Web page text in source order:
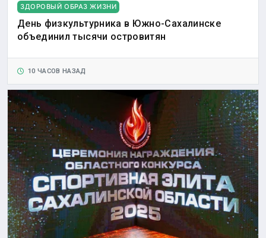
ЗДОРОВЫЙ ОБРАЗ ЖИЗНИ
День физкультурника в Южно-Сахалинске
объединил тысячи островитян
10 ЧАСОВ НАЗАД